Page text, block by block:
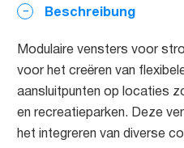
Beschreibung
Modulaire vensters voor
voor het creëren van
aansluitpunten op locaties
en recreatieparken. Deze
het integreren van diverse